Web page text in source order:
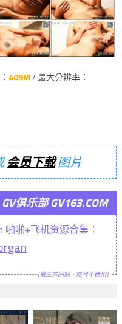
409M/ 最大分辨率：
会员下载图片
GV俱乐部 GV163.COM
啪+飞机资源合集：
[第三方网站，账号不通用]